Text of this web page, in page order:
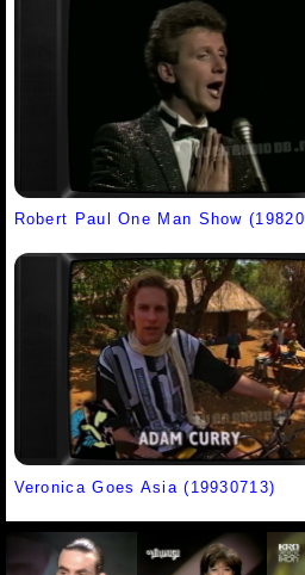
Robert Paul One Man Show
Veronica Goes Asia (19930713)